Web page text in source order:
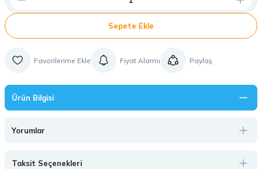
Sepete Ekle
Fiyat Alarmı Paylaş
Ürün Bilgisi
Yorumlar
Taksit Seçenekleri